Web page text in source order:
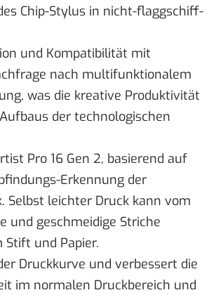
Chip-Stylus in nicht-flaggschiff-
und Kompatibilität mit
nach multifunktionalem
was die kreative Produktivität
der technologischen
Pro 16 Gen 2, basierend auf
Erkennung der
Selbst leichter Druck kann vom
und geschmeidige Striche
und Papier.
Druckkurve und verbessert die
im normalen Druckbereich und